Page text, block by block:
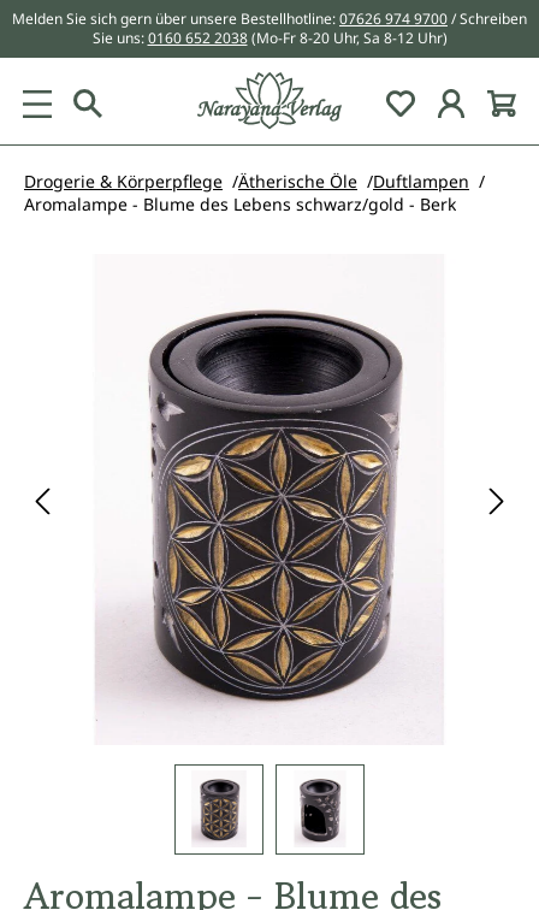
springen
Melden Sie sich gern über unsere Bestellhotline:07626 974 9700/ Schreiben
Sie uns:0160 652 2038 (Mo-Fr 8-20 Uhr, Sa 8-12 Uhr)
Du hast 0
Drogerie & Körperpflege Ätherische Öle
Duftlampen
Aromalampe - Blume des Lebens schwarz/gold - Berk
Aromalampe - Blume des